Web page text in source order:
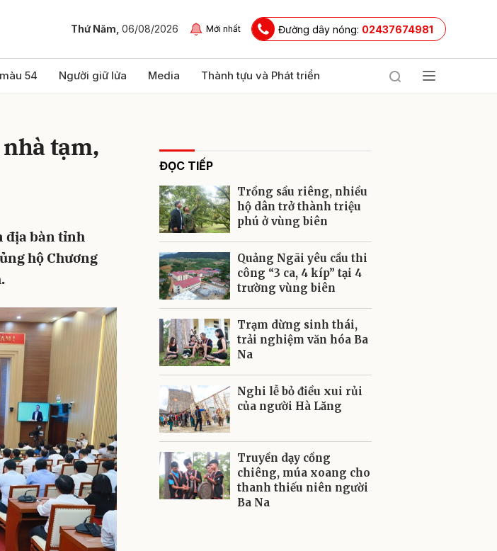
Thứ Năm, 06/08/2026 Mới nhất Đường dây nóng: 02437674981
54 Người giữ lửa Media Thành tựu và Phát triển
tạm,
địa bàn tỉnh
hộ Chương
ĐỌC TIẾP
Trồng sầu riêng, nhiều
hộ dân trở thành triệu
phú ở vùng biên
Quảng Ngãi yêu cầu thi
công “3 ca, 4 kíp” tại 4
trường vùng biên
Trạm dừng sinh thái,
trải nghiệm văn hóa Ba
Na
Nghi lễ bỏ điều xui rủi
của người Hà Lăng
Truyền dạy cồng
chiêng, múa xoang cho
thanh thiếu niên người
Ba Na
Gửi